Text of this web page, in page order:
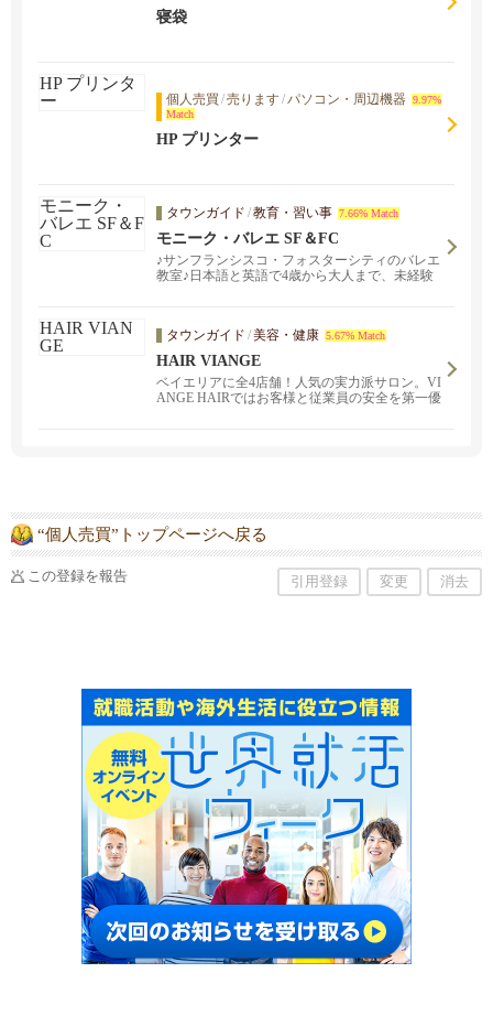
寝袋
個人売買 /売ります/パソコン・周辺機器 9.97%
Match
HP プリンター
タウンガイド /教育・習い事 7.66% Match
モニーク・バレエ SF＆FC
♪サンフランシスコ・フォスターシティのバレエ
教室♪日本語と英語で4歳から大人まで、未経験
タウンガイド /美容・健康 5.67% Match
HAIR VIANGE
ベイエリアに全4店舗！人気の実力派サロン。VI
ANGE HAIRではお客様と従業員の安全を第一優
“個人売買”トップページへ戻る
この登録を報告 引用登録 変更 消去